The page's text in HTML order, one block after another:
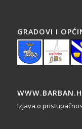
GRADOVI I
Izjava o